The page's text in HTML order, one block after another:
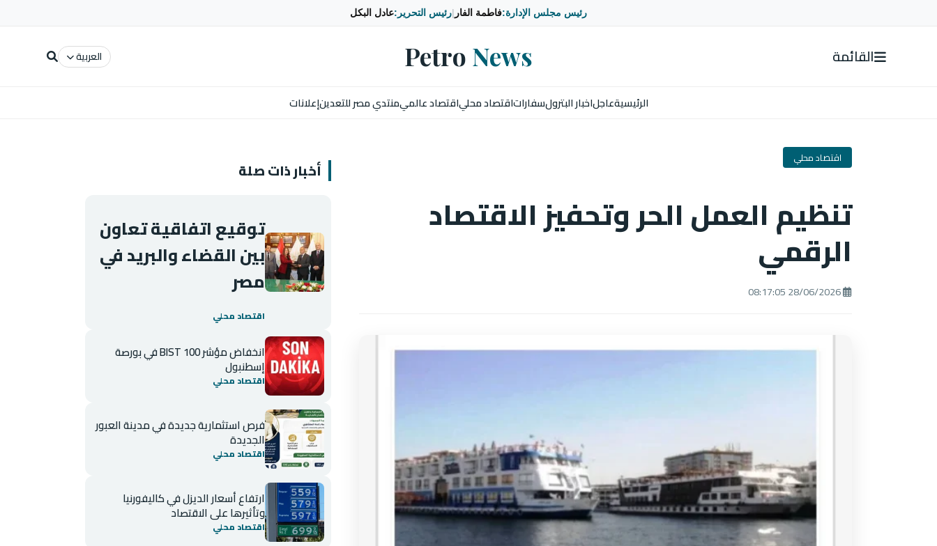
رئيس مجلس الإدارة:فاطمة الفار رئيس التحرير:عادل البكل
القائمة Petro News العربية
الرئيسيةعاجلاخبار البترولسفاراتاقتصاد محلياقتصاد عالميمنتدي مصر للتعدينإعلانات
اقتصاد محلي
تنظيم العمل الحر وتحفيز الاقتصاد
الرقمي
أخبار ذات صلة
توقيع اتفاقية تعاون
بين القضاء والبريد في
مصر
اقتصاد محلي
انخفاض مؤشر BIST 100 في بورصة
إسطنبول
اقتصاد محلي
فرص استثمارية جديدة في مدينة العبور
الجديدة
اقتصاد محلي
ارتفاع أسعار الديزل في كاليفورنيا
وتأثيرها على الاقتصاد
اقتصاد محلي